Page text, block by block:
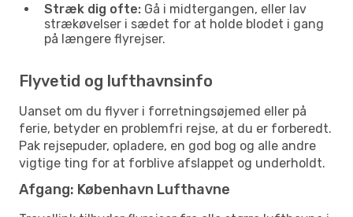
Stræk dig ofte: Gå i midtergangen, eller lav
strækøvelser i sædet for at holde blodet i gang
på længere flyrejser.
Flyvetid og lufthavnsinfo
Uanset om du flyver i forretningsøjemed eller på
ferie, betyder en problemfri rejse, at du er forberedt.
Pak rejsepuder, opladere, en god bog og alle andre
vigtige ting for at forblive afslappet og underholdt.
Afgang: København Lufthavne